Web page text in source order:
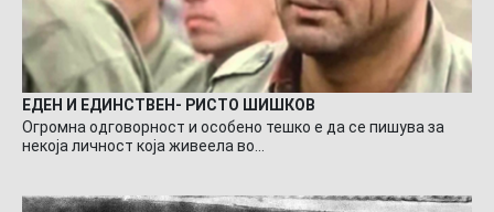
ЕДЕН И ЕДИНСТВЕН- РИСТО ШИШКОВ
Огромна одговорност и особено тешко е да се пишува за
некоја личност која живеела во…